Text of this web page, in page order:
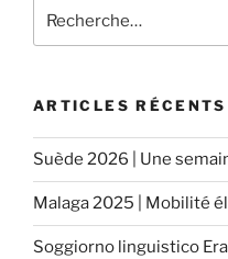
ARTICLES RÉCENTS
Suède 2026 | Une
Malaga 2025 | Mobilité
Soggiorno linguistico